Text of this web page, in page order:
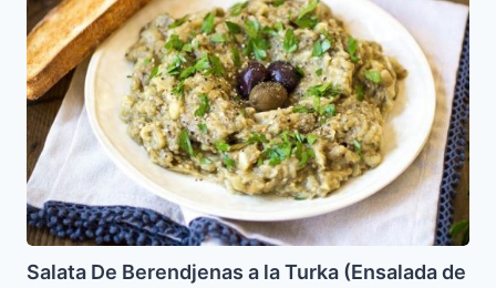
Berendjenas
a
la
Turka
(Ensalada
de
berenjenas
a
la
Turca)
Salata De Berendjenas a la Turka (Ensalada de